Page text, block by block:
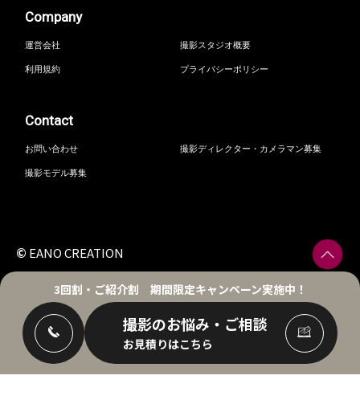
3回割・ご紹介割 期間限定キャンペーン実施中！
撮影のお悩み・ご相談
お見積りはこちら
Company
運営会社
撮影スタジオ概要
利用規約
プライバシーポリシー
Contact
お問い合わせ
撮影ディレクター・カメラマン募集
撮影モデル募集
© EANO CREATION